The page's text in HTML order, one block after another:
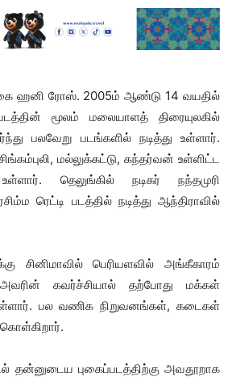
ஹனி ரோஸ். 2005ம் ஆண்டு 14 வயதில்
மூலம் மலையாளத் திரையுலகில்
பலவேறு படங்களில் நடித்து உள்ளார்.
மல்லுக்கட்டு, கந்தர்வன் உள்ளிட்ட
தெலுங்கில் நடிகர் நந்தமுரி
ரெட்டி படத்தில் நடித்து ஆந்திராவில்
சினிமாவில் பெரியளவில் அங்கீகாரம்
அவரின் கவர்ச்சியால் தற்போது மக்கள்
உள்ளார். பல வணிக நிறுவனங்கள், கடைகள்
கொள்கிறார்.
தன்னுடைய புகைப்படத்திற்கு அவதூறாக